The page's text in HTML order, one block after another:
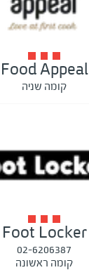
Food Appeal
קומה שניה
Foot Locker
02-6206387
קומה ראשונה